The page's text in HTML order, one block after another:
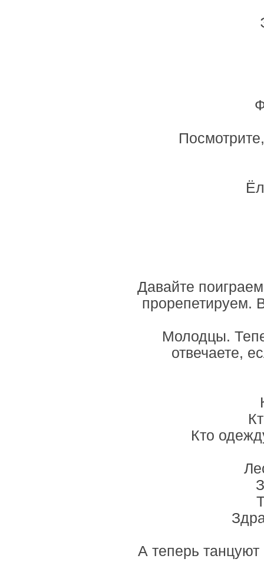
Давайте
прорепетируем.
Молодцы.
отвечаете,
Кто
А теперь танцуют